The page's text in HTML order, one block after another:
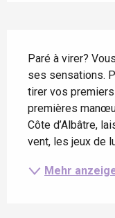
Paré à virer?
ses sensations.
tirer vos
premières
Côte d’Albâtre,
vent, les jeux de
Mehr